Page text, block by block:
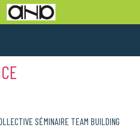
SÉMINAIRE TEAM BUILDING